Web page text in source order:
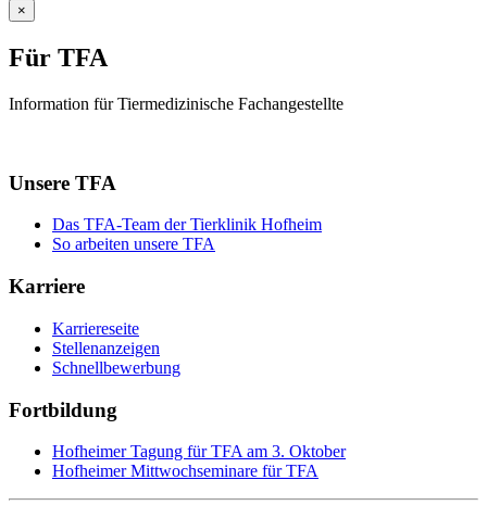
×
Für TFA
Information für Tiermedizinische Fachangestellte
Unsere TFA
Das TFA-Team der Tierklinik Hofheim
So arbeiten unsere TFA
Karriere
Karriereseite
Stellenanzeigen
Schnellbewerbung
Fortbildung
Hofheimer Tagung für TFA am 3. Oktober
Hofheimer Mittwochseminare für TFA